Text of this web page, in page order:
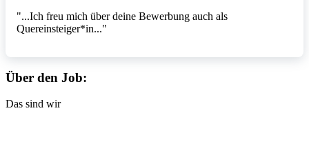
"...Ich freu mich über deine Bewerbung auch als
Quereinsteiger*in..."
Über den Job:
Das sind wir